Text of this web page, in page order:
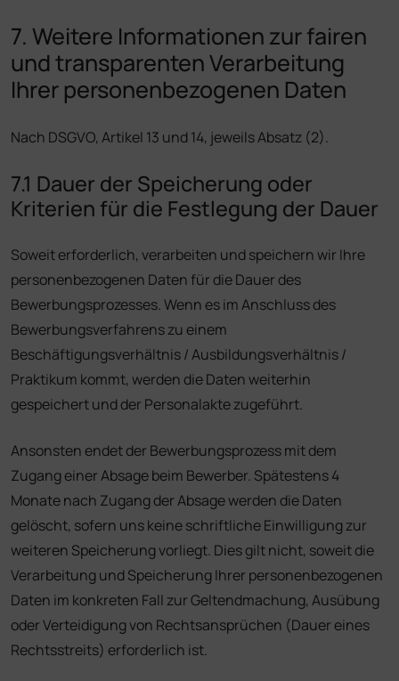
7. Weitere Informationen zur fairen
und transparenten Verarbeitung
Ihrer personenbezogenen Daten
Nach DSGVO, Artikel 13 und 14, jeweils Absatz (2).
7.1 Dauer der Speicherung oder
Kriterien für die Festlegung der Dauer
Soweit erforderlich, verarbeiten und speichern wir Ihre
personenbezogenen Daten für die Dauer des
Bewerbungsprozesses. Wenn es im Anschluss des
Bewerbungsverfahrens zu einem
Beschäftigungsverhältnis / Ausbildungsverhältnis /
Praktikum kommt, werden die Daten weiterhin
gespeichert und der Personalakte zugeführt.
Ansonsten endet der Bewerbungsprozess mit dem
Zugang einer Absage beim Bewerber. Spätestens 4
Monate nach Zugang der Absage werden die Daten
gelöscht, sofern uns keine schriftliche Einwilligung zur
weiteren Speicherung vorliegt. Dies gilt nicht, soweit die
Verarbeitung und Speicherung Ihrer personenbezogenen
Daten im konkreten Fall zur Geltendmachung, Ausübung
oder Verteidigung von Rechtsansprüchen (Dauer eines
Rechtsstreits) erforderlich ist.